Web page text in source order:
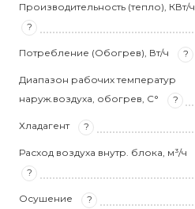
Производительность (тепло), КВт/ч
?
Потребление (Обогрев), Вт/ч ?
Диапазон рабочих температур
наруж.воздуха, обогрев, С°
?
Хладагент ?
Расход воздуха внутр. блока, м³/ч
?
Осушение ?